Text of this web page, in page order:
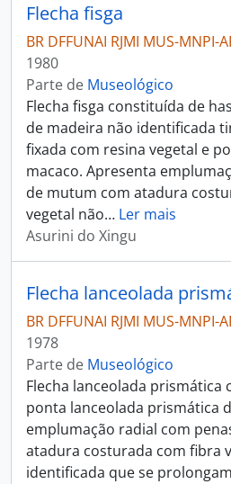
Flecha fisga
BR DFFUNAI RJMI MUS-MNPI-
1980
Parte de Museológico
Flecha fisga constituída de
de madeira não identificada
fixada com resina vegetal e
macaco. Apresenta
de mutum com atadura
vegetal não… Ler mais
Asurini do Xingu
Flecha lanceolada
BR DFFUNAI RJMI MUS-MNPI-
1978
Parte de Museológico
Flecha lanceolada prismática
ponta lanceolada prismática
emplumação radial com
atadura costurada com fibra
identificada que se